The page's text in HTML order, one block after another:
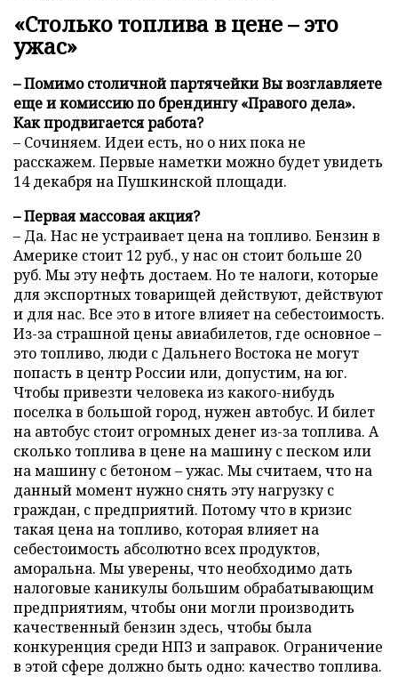
«Столько топлива в цене – это
ужас»
– Помимо столичной партячейки Вы возглавляете
еще и комиссию по брендингу «Правого дела».
Как продвигается работа?
– Сочиняем. Идеи есть, но о них пока не
расскажем. Первые наметки можно будет увидеть
14 декабря на Пушкинской площади.
– Первая массовая акция?
– Да. Нас не устраивает цена на топливо. Бензин в
Америке стоит 12 руб., у нас он стоит больше 20
руб. Мы эту нефть достаем. Но те налоги, которые
для экспортных товарищей действуют, действуют
и для нас. Все это в итоге влияет на себестоимость.
Из-за страшной цены авиабилетов, где основное –
это топливо, люди с Дальнего Востока не могут
попасть в центр России или, допустим, на юг.
Чтобы привезти человека из какого-нибудь
поселка в большой город, нужен автобус. И билет
на автобус стоит огромных денег из-за топлива. А
сколько топлива в цене на машину с песком или
на машину с бетоном – ужас. Мы считаем, что на
данный момент нужно снять эту нагрузку с
граждан, с предприятий. Потому что в кризис
такая цена на топливо, которая влияет на
себестоимость абсолютно всех продуктов,
аморальна. Мы уверены, что необходимо дать
налоговые каникулы большим обрабатывающим
предприятиям, чтобы они могли производить
качественный бензин здесь, чтобы была
конкуренция среди НПЗ и заправок. Ограничение
в этой сфере должно быть одно: качество топлива.